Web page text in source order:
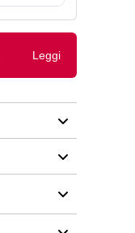
Leggi
laterali.
in
2-
ha